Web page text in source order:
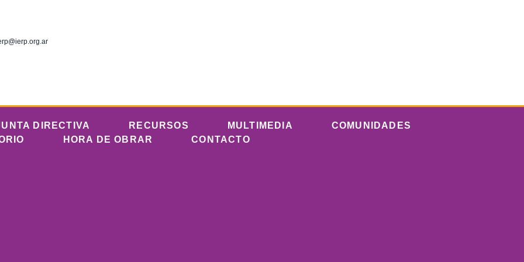
DIRECTIVA RECURSOS MULTIMEDIA
COMUNIDADES
HORA DE OBRAR CONTACTO